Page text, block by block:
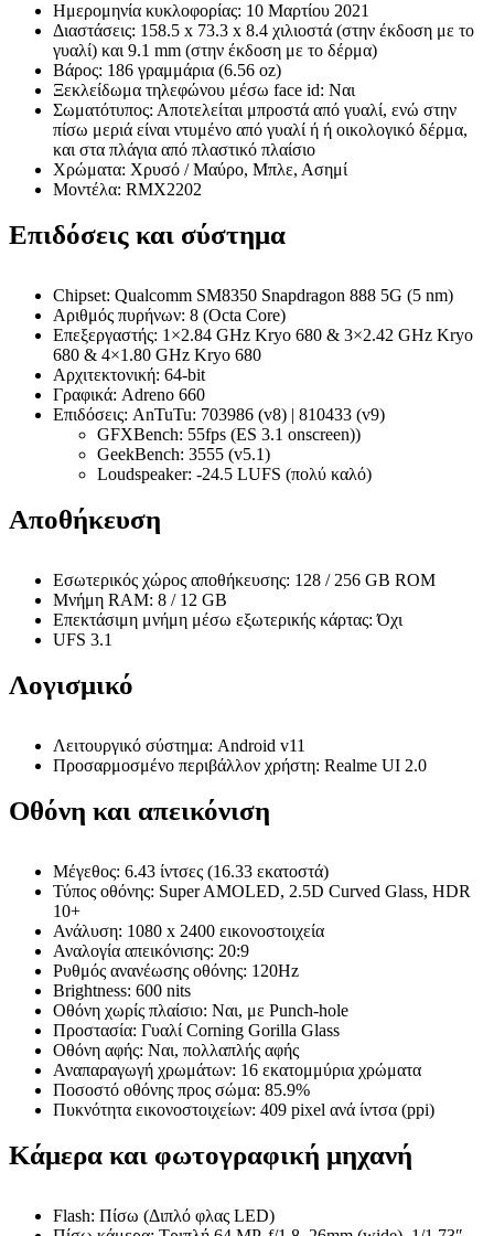
Ημερομηνία κυκλοφορίας: 10 Μαρτίου 2021
Διαστάσεις: 158.5 x 73.3 x 8.4 χιλιοστά (στην έκδοση με το
γυαλί) και 9.1 mm (στην έκδοση με το δέρμα)
Βάρος: 186 γραμμάρια (6.56 oz)
Ξεκλείδωμα τηλεφώνου μέσω face id: Ναι
Σωματότυπος: Αποτελείται μπροστά από γυαλί, ενώ στην
πίσω μεριά είναι ντυμένο από γυαλί ή ή οικολογικό δέρμα,
και στα πλάγια από πλαστικό πλαίσιο
Χρώματα: Χρυσό / Μαύρο, Μπλε, Ασημί
Μοντέλα: RMX2202
Επιδόσεις και σύστημα
Chipset: Qualcomm SM8350 Snapdragon 888 5G (5 nm)
Αριθμός πυρήνων: 8 (Octa Core)
Επεξεργαστής: 1×2.84 GHz Kryo 680 & 3×2.42 GHz Kryo
680 & 4×1.80 GHz Kryo 680
Αρχιτεκτονική: 64-bit
Γραφικά: Adreno 660
Επιδόσεις: AnTuTu: 703986 (v8) | 810433 (v9)
GFXBench: 55fps (ES 3.1 onscreen))
GeekBench: 3555 (v5.1)
Loudspeaker: -24.5 LUFS (πολύ καλό)
Αποθήκευση
Εσωτερικός χώρος αποθήκευσης: 128 / 256 GB ROM
Μνήμη RAM: 8 / 12 GB
Επεκτάσιμη μνήμη μέσω εξωτερικής κάρτας: Όχι
UFS 3.1
Λογισμικό
Λειτουργικό σύστημα: Android v11
Προσαρμοσμένο περιβάλλον χρήστη: Realme UI 2.0
Οθόνη και απεικόνιση
Μέγεθος: 6.43 ίντσες (16.33 εκατοστά)
Τύπος οθόνης: Super AMOLED, 2.5D Curved Glass, HDR
10+
Ανάλυση: 1080 x 2400 εικονοστοιχεία
Αναλογία απεικόνισης: 20:9
Ρυθμός ανανέωσης οθόνης: 120Hz
Brightness: 600 nits
Οθόνη χωρίς πλαίσιο: Ναι, με Punch-hole
Προστασία: Γυαλί Corning Gorilla Glass
Οθόνη αφής: Ναι, πολλαπλής αφής
Αναπαραγωγή χρωμάτων: 16 εκατομμύρια χρώματα
Ποσοστό οθόνης προς σώμα: 85.9%
Πυκνότητα εικονοστοιχείων: 409 pixel ανά ίντσα (ppi)
Κάμερα και φωτογραφική μηχανή
Flash: Πίσω (Διπλό φλας LED)